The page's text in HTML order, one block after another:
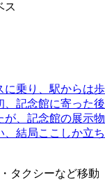
ス
に乗り、駅からは歩
、記念館に寄った後
が、記念館の展示物
結局ここしか立ち
タクシーなど移動